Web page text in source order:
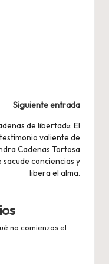
Siguiente entrada
de libertad»: El
testimonio valiente de
Cadenas Tortosa
sacude conciencias y
libera el alma.
no comienzas el